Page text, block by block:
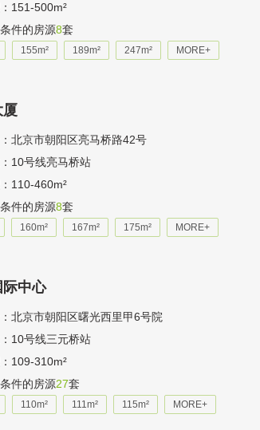
151-500m²
件的房源8套
155m² 189m² 247m² MORE+
北京市朝阳区亮马桥路42号
10号线亮马桥站
110-460m²
件的房源8套
160m² 167m² 175m² MORE+
际中心
北京市朝阳区曙光西里甲6号院
10号线三元桥站
109-310m²
件的房源27套
110m² 111m² 115m² MORE+